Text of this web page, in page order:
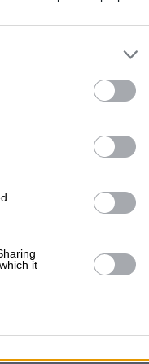
it
SOLUTIONS
Us Add a Free Listing